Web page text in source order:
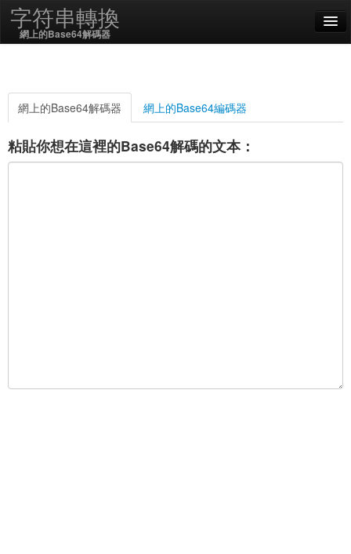
字符串轉換
網上的Base64解碼器
中文 (繁體)
SSL On
網上的Base64解碼器 網上的Base64編碼器
粘貼你想在這裡的Base64解碼的文本：